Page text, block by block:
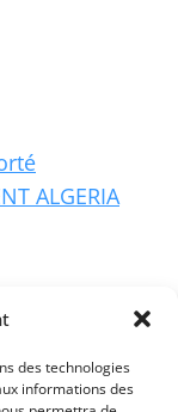
des technologies
informations des
ALGERIA